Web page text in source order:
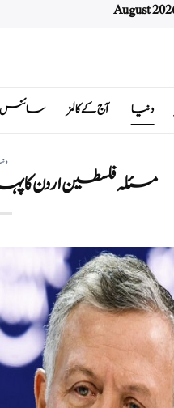
دنیا آج کے کالمز سائنس
مسئلہ فلسطین اردن کا